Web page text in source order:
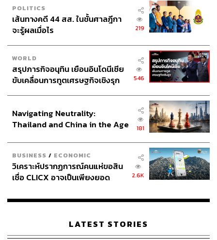
POLITICS
เส้นทางคดี 44 สส. ในชั้นศาลฎีกา
จะรู้ผลเมื่อไร
219
WORLD
สรุปภารกิจอนุทิน เยือนอินโดนีเซีย
ขับเคลื่อนการทูตเศรษฐกิจเชิงรุก
546
Navigating Neutrality:
Thailand and China in the Age
181
BUSINESS / ECONOMIC
วิเคราะห์ปรากฏการณ์คนแห่ขอสิน
เชื่อ CLICX อาจเป็นเพียงยอด
เรือนไทยที่ถูกซุกไว้
2.6K
LATEST STORIES